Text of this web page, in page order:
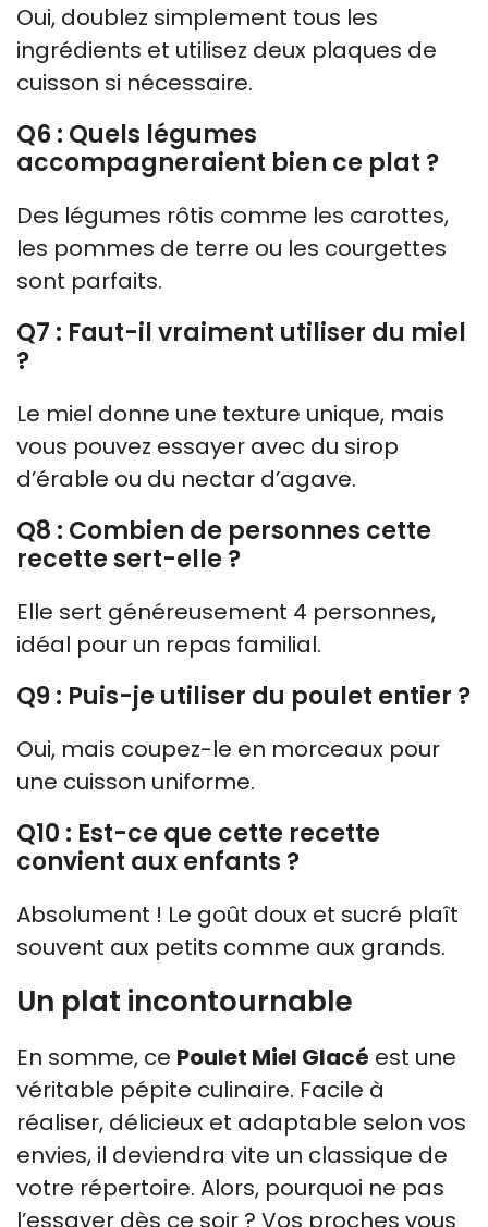
Oui, doublez simplement tous les
ingrédients et utilisez deux plaques de
cuisson si nécessaire.
Q6 : Quels légumes
accompagneraient bien ce plat ?
Des légumes rôtis comme les carottes,
les pommes de terre ou les courgettes
sont parfaits.
Q7 : Faut-il vraiment utiliser du miel
?
Le miel donne une texture unique, mais
vous pouvez essayer avec du sirop
d’érable ou du nectar d’agave.
Q8 : Combien de personnes cette
recette sert-elle ?
Elle sert généreusement 4 personnes,
idéal pour un repas familial.
Q9 : Puis-je utiliser du poulet entier ?
Oui, mais coupez-le en morceaux pour
une cuisson uniforme.
Q10 : Est-ce que cette recette
convient aux enfants ?
Absolument ! Le goût doux et sucré plaît
souvent aux petits comme aux grands.
Un plat incontournable
En somme, ce Poulet Miel Glacé est une
véritable pépite culinaire. Facile à
réaliser, délicieux et adaptable selon vos
envies, il deviendra vite un classique de
votre répertoire. Alors, pourquoi ne pas
l’essayer dès ce soir ? Vos proches vous